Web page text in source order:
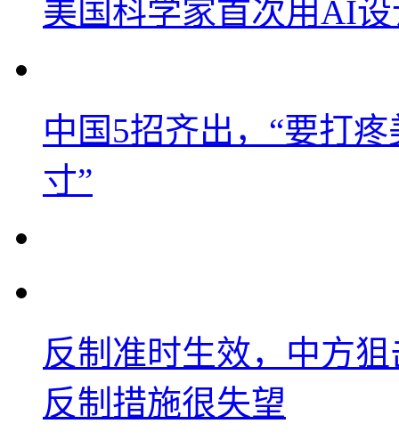
美国科学家首次用AI
中国5招齐出，“要打
寸”
反制准时生效，中方
反制措施很失望